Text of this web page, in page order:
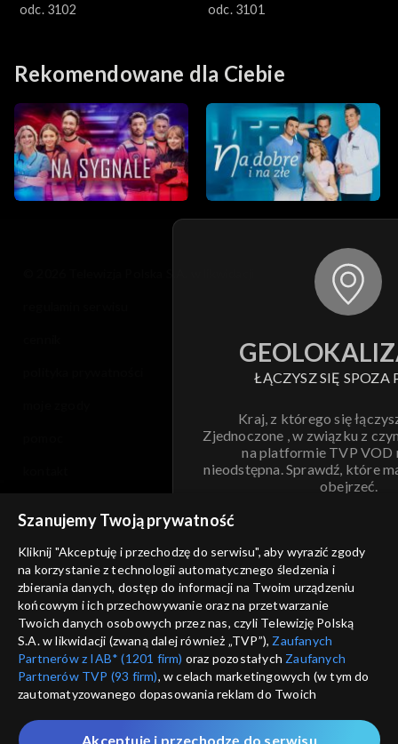
odc. 3102
odc. 3101
Rekomendowane dla Ciebie
ŁĄCZYSZ SIĘ SPOZA
Kraj, z którego się
Zjednoczone , w związku z
na platformie TVP VOD
nieodstępna. Sprawdź, które
obejrzeć.
ANULUJ
informacje o dostawcy usług
Szanujemy Twoją prywatność
Kliknij "Akceptuję i przechodzę do serwisu", aby wyrazić zgody
na korzystanie z technologii automatycznego śledzenia i
zbierania danych, dostęp do informacji na Twoim urządzeniu
końcowym i ich przechowywanie oraz na przetwarzanie
Twoich danych osobowych przez nas, czyli Telewizję Polską
S.A. w likwidacji (zwaną dalej również „TVP”), Zaufanych
Partnerów z IAB* (1201 firm) oraz pozostałych Zaufanych
Partnerów TVP (93 firm), w celach marketingowych (w tym do
zautomatyzowanego dopasowania reklam do Twoich
które wskazujemy poniżej, a także zgody na udostępnianie
Akceptuję i przechodzę do serwisu